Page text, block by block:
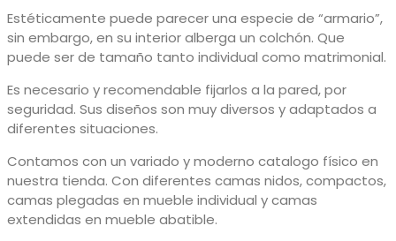
Estéticamente puede parecer una especie de “armario”,
sin embargo, en su interior alberga un colchón. Que
puede ser de tamaño tanto individual como matrimonial.
Es necesario y recomendable fijarlos a la pared, por
seguridad. Sus diseños son muy diversos y adaptados a
diferentes situaciones.
Contamos con un variado y moderno catalogo físico en
nuestra tienda. Con diferentes camas nidos, compactos,
camas plegadas en mueble individual y camas
extendidas en mueble abatible.